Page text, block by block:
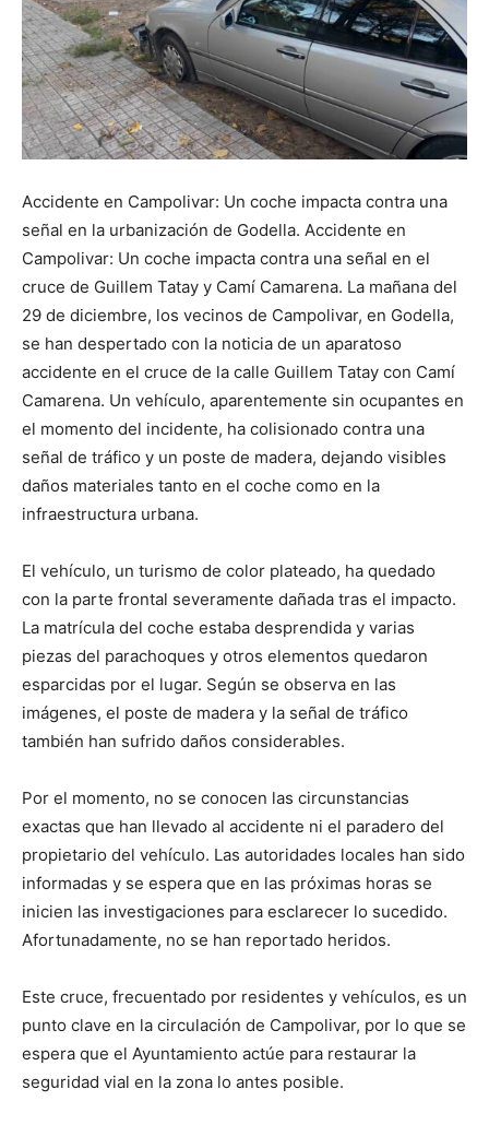
Accidente en Campolivar: Un coche impacta contra una
señal en la urbanización de Godella. Accidente en
Campolivar: Un coche impacta contra una señal en el
cruce de Guillem Tatay y Camí Camarena. La mañana del
29 de diciembre, los vecinos de Campolivar, en Godella,
se han despertado con la noticia de un aparatoso
accidente en el cruce de la calle Guillem Tatay con Camí
Camarena. Un vehículo, aparentemente sin ocupantes en
el momento del incidente, ha colisionado contra una
señal de tráfico y un poste de madera, dejando visibles
daños materiales tanto en el coche como en la
infraestructura urbana.
El vehículo, un turismo de color plateado, ha quedado
con la parte frontal severamente dañada tras el impacto.
La matrícula del coche estaba desprendida y varias
piezas del parachoques y otros elementos quedaron
esparcidas por el lugar. Según se observa en las
imágenes, el poste de madera y la señal de tráfico
también han sufrido daños considerables.
Por el momento, no se conocen las circunstancias
exactas que han llevado al accidente ni el paradero del
propietario del vehículo. Las autoridades locales han sido
informadas y se espera que en las próximas horas se
inicien las investigaciones para esclarecer lo sucedido.
Afortunadamente, no se han reportado heridos.
Este cruce, frecuentado por residentes y vehículos, es un
punto clave en la circulación de Campolivar, por lo que se
espera que el Ayuntamiento actúe para restaurar la
seguridad vial en la zona lo antes posible.